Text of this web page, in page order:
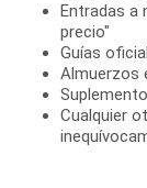
Entradas a
precio"
Guías
Almuerzos
Cualquier